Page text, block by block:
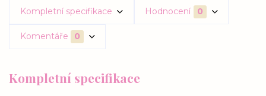
Kompletní specifikace Hodnocení 0
Komentáře 0
Kompletní specifikace